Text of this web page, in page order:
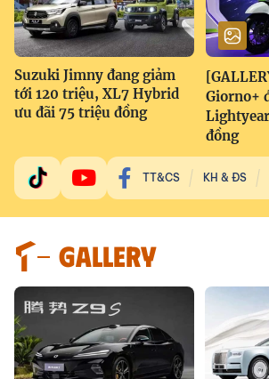
Suzuki Jimny đang giảm
tới 120 triệu, XL7 Hybrid
ưu đãi 75 triệu đồng
Giorno+
đồng
TT&CS KH & ĐS
GALLERY